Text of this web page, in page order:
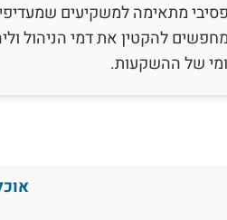
מתאימה למשקיעים
להקטין את דמי הניהול
של ההשקעות.